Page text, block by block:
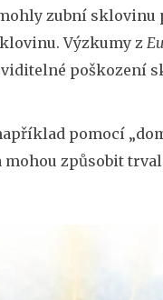
zubní sklovinu
Výzkumy z
poškození
pomocí
způsobit